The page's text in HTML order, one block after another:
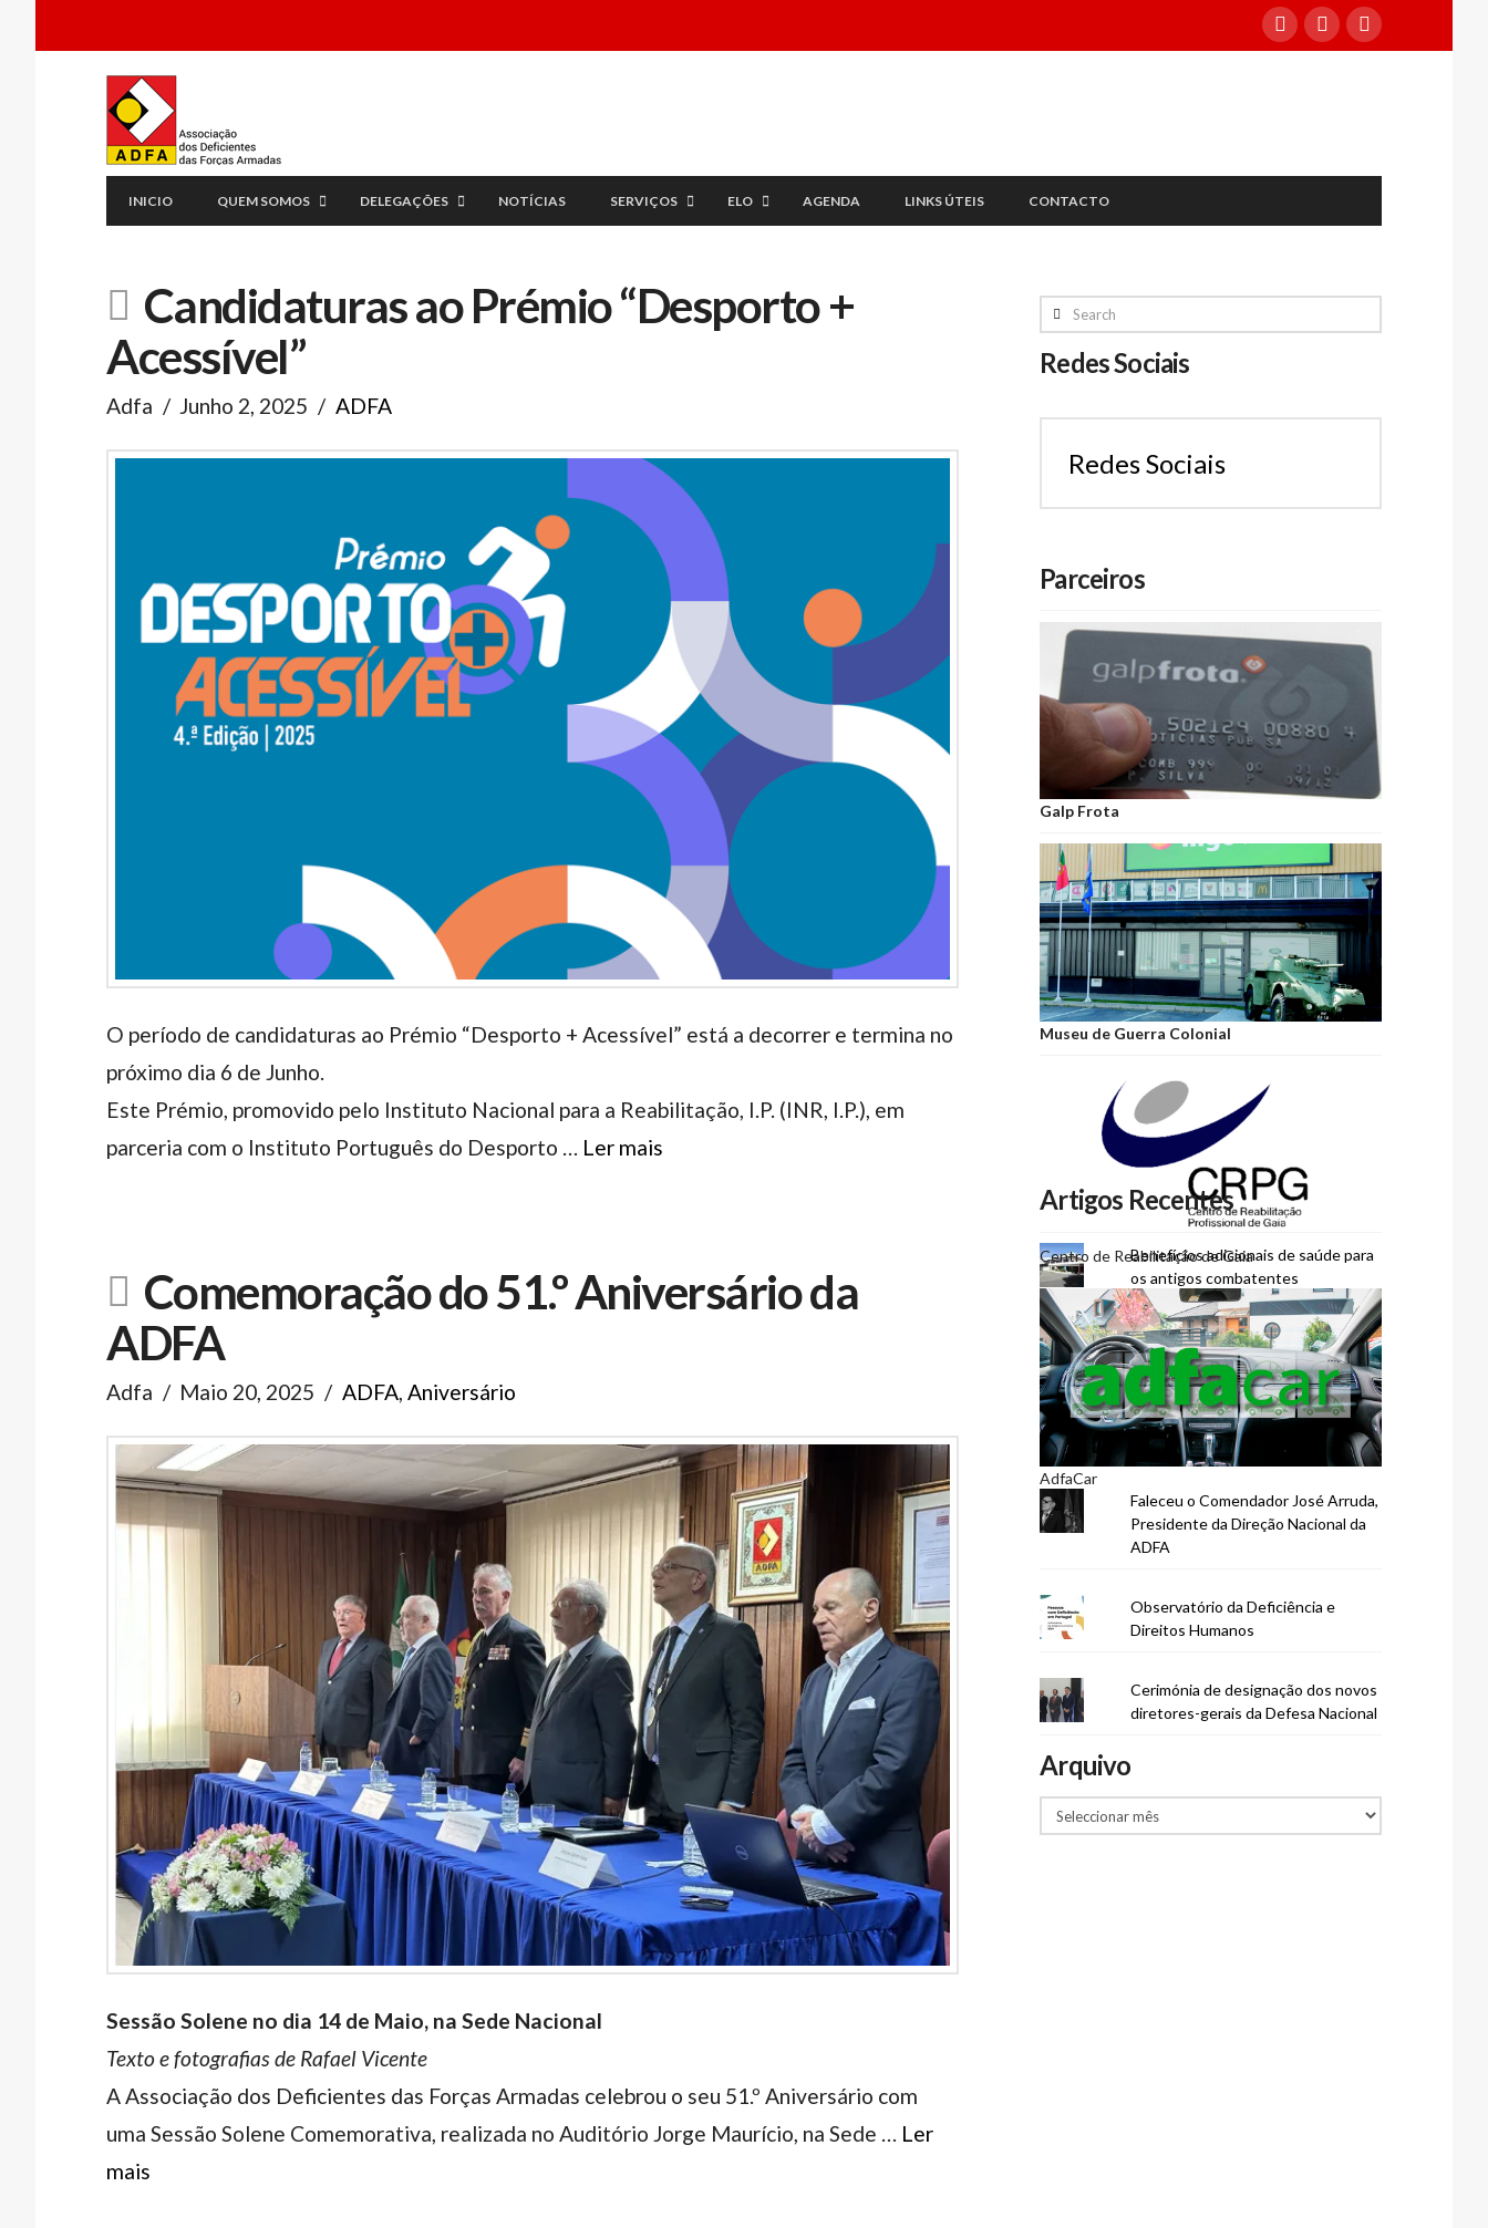
INICIO QUEM SOMOS DELEGAÇÕES NOTÍCIAS SERVIÇOS ELO AGENDA LINKS ÚTEIS CONTACTO
Candidaturas ao Prémio “Desporto +
Acessível”
Adfa Junho 2, 2025 ADFA
O período de candidaturas ao Prémio “Desporto + Acessível” está a decorrer e termina no
próximo dia 6 de Junho.
Este Prémio, promovido pelo Instituto Nacional para a Reabilitação, I.P. (INR, I.P.), em
parceria com o Instituto Português do Desporto … Ler mais
Comemoração do 51.º Aniversário da
ADFA
Adfa Maio 20, 2025 ADFA, Aniversário
Sessão Solene no dia 14 de Maio, na Sede Nacional
Texto e fotografias de Rafael Vicente
A Associação dos Deficientes das Forças Armadas celebrou o seu 51.º Aniversário com
uma Sessão Solene Comemorativa, realizada no Auditório Jorge Maurício, na Sede … Ler
mais
Search
Redes Sociais
Redes Sociais
Parceiros
Galp Frota
Museu de Guerra Colonial
Centro de Reabilitação de Gaia
AdfaCar
Artigos Recentes
Benefícios adicionais de saúde para
os antigos combatentes
52.º Aniversário da ADFA
Nova edição do Jornal ELO
Faleceu o Comendador José Arruda,
Presidente da Direção Nacional da
ADFA
Observatório da Deficiência e
Direitos Humanos
Cerimónia de designação dos novos
diretores-gerais da Defesa Nacional
Arquivo
Arquivo